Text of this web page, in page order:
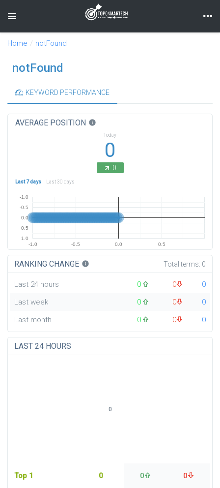
Toggle navigation
Home notFound
notFound
KEYWORD PERFORMANCE
AVERAGE POSITION info
Today
0
0
Last 7 days Last 30 days
-1.0 -0.5 0.0 0.5
-1.0
-0.5
0.0
0.5
1.0
RANKING CHANGE info Total terms: 0
Last 24 hours 0 0
0
Last week
0 0
0
Last month
0 0 0
LAST 24 HOURS
Top 1 0 0 0
0